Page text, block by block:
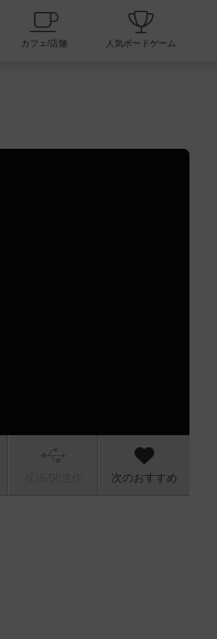
掲示板一覧 カフェ/店舗
次のおすすめ